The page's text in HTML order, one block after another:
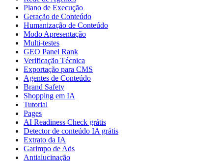
Plano de Execução
Geração de Conteúdo
Humanização de Conteúdo
Modo Apresentação
Multi-testes
GEO Panel Rank
Verificação Técnica
Exportação para CMS
Agentes de Conteúdo
Brand Safety
Shopping em IA
Tutorial
Pages
AI Readiness Check grátis
Detector de conteúdo IA grátis
Extrato da IA
Garimpo de Ads
Antialucinação